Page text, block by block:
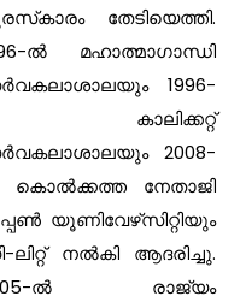
തേടിയെത്തി.
ല്‍ മഹാത്മാഗാന്ധി
1996-
കാലിക്കറ്റ്
2008-
നേതാജി
യൂണിവേഴ്‌സിറ്റിയും
ലിറ്റ് നല്‍കി ആദരിച്ചു.
ല്‍ രാജ്യം